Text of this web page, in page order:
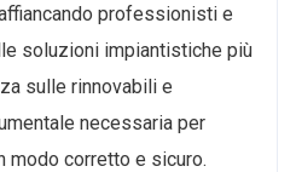
professionisti e
soluzioni impiantistiche più
sulle rinnovabili e
necessaria per
modo corretto e sicuro.